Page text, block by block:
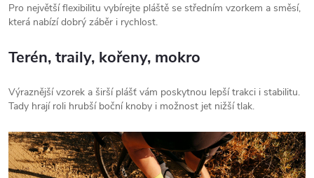
Pro největší flexibilitu vybírejte pláště se středním vzorkem a směsí,
která nabízí dobrý záběr i rychlost.
Terén, traily, kořeny, mokro
Výraznější vzorek a širší plášť vám poskytnou lepší trakci i stabilitu.
Tady hrají roli hrubší boční knoby i možnost jet nižší tlak.